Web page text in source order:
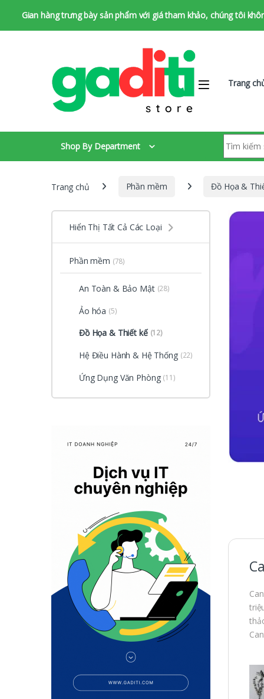
Gian hàng trưng bày sản phẩm với giá tham khảo, chúng tôi
Trang
Shop By Department
Tìm kiếm:
Trang chủ Phần mềm Đồ Họa &
Hiển Thị Tất Cả Các Loại
Phần mềm (78)
An Toàn & Bảo Mật (28)
Ảo hóa (5)
Đồ Họa & Thiết kế (12)
Hệ Điều Hành & Hệ Thống (22)
Ứng Dụng Văn Phòng (11)